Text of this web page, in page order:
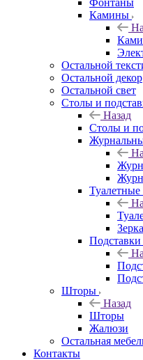
Фонтаны
Камины
Остальной
Остальной декор
Остальной свет
Столы и
Назад
Столы и
Подставки
Шторы
Назад
Шторы
Жалюзи
Остальная
Контакты